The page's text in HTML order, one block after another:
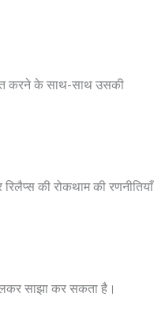
करने के साथ-साथ उसकी
की रोकथाम की रणनीतियाँ
साझा कर सकता है।